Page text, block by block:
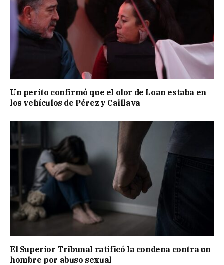
Un perito confirmó que el olor de Loan estaba en
los vehículos de Pérez y Caillava
El Superior Tribunal ratificó la condena contra un
hombre por abuso sexual